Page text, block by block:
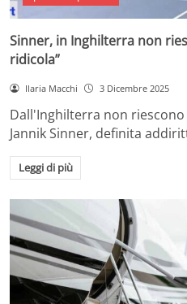
Sinner, in Inghilterra non
ridicola”
Ilaria Macchi 3 Dicembre 2025
Dall'Inghilterra non
Jannik Sinner, definita
Leggi di più